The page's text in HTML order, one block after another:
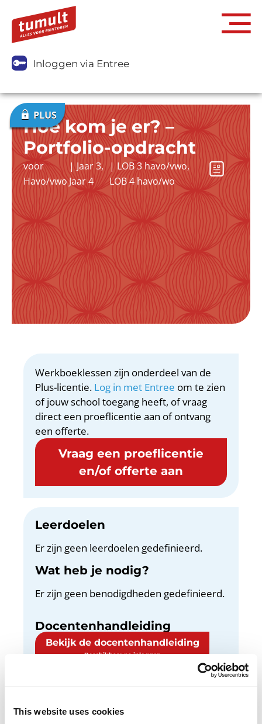
This website uses cookies
Inloggen via Entree
Hoe kom je er? –
Portfolio-opdracht
voor
Havo/vwo
|Jaar 3,
Jaar 4
|LOB 3 havo/vwo,
LOB 4 havo/wo
Werkboeklessen zijn onderdeel van de
Plus-licentie. Log in met Entree om te zien
of jouw school toegang heeft, of vraag
direct een proeflicentie aan of ontvang
een offerte.
Vraag een proeflicentie
en/of offerte aan
Leerdoelen
Er zijn geen leerdoelen gedefinieerd.
Wat heb je nodig?
Er zijn geen benodigdheden gedefinieerd.
Docentenhandleiding
Bekijk de docentenhandleiding